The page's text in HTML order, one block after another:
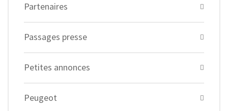
Partenaires
Passages presse
Petites annonces
Peugeot